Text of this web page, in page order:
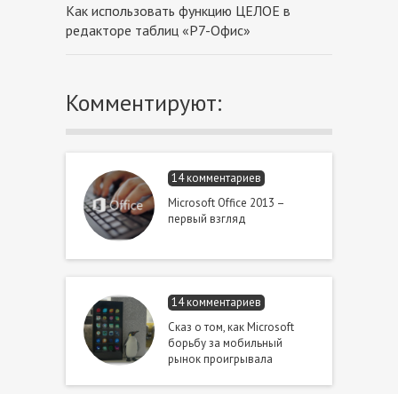
Как использовать функцию ЦЕЛОЕ в
редакторе таблиц «Р7-Офис»
Комментируют:
14 комментариев
Microsoft Office 2013 –
первый взгляд
14 комментариев
Сказ о том, как Microsoft
борьбу за мобильный
рынок проигрывала